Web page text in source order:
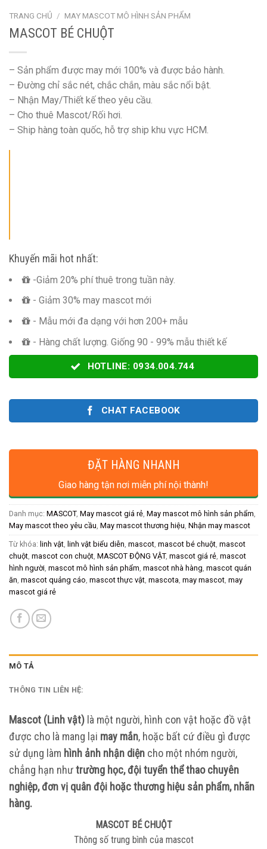
TRANG CHỦ / MAY MASCOT MÔ HÌNH SẢN PHẨM
MASCOT BÉ CHUỘT
– Sản phẩm được may mới 100% và được bảo hành.
– Đường chỉ sắc nét, chắc chắn, màu sắc nổi bật.
– Nhận May/Thiết kế theo yêu cầu.
– Cho thuê Mascot/Rối hơi.
– Ship hàng toàn quốc, hỗ trợ ship khu vực HCM.
Khuyến mãi hot nhất:
-Giảm 20% phí thuê trong tuần này.
- Giảm 30% may mascot mới
- Mẫu mới đa dạng với hơn 200+ mẫu
- Hàng chất lượng. Giống 90 - 99% mẫu thiết kế
HOTLINE: 0934.004.744
CHAT FACEBOOK
ĐẶT HÀNG NHANH
Giao hàng tận nơi miễn phí nội thành!
Danh mục: MASCOT, May mascot giá rẻ, May mascot mô hình sản phẩm,
May mascot theo yêu cầu, May mascot thương hiệu, Nhận may mascot
Từ khóa: linh vật, linh vật biểu diễn, mascot, mascot bé chuột, mascot
chuột, mascot con chuột, MASCOT ĐỘNG VẬT, mascot giá rẻ, mascot
hình người, mascot mô hình sản phẩm, mascot nhà hàng, mascot quán
ăn, mascot quảng cáo, mascot thực vật, mascota, may mascot, may
mascot giá rẻ
MÔ TẢ
THÔNG TIN LIÊN HỆ:
Mascot (Linh vật) là một người, hình con vật hoặc đồ vật
được cho là mang lại may mắn, hoặc bất cứ điều gì được
sử dụng làm hình ảnh nhận diện cho một nhóm người,
chẳng hạn nhưtrường học, đội tuyển thể thao chuyên
nghiệp, đơn vị quân đội hoặc thương hiệu sản phẩm, nhãn
hàng.
MASCOT BÉ CHUỘT
Thông số trung bình của mascot